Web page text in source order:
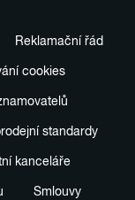
Reklamační řád
cookies
standardy
kanceláře
Smlouvy